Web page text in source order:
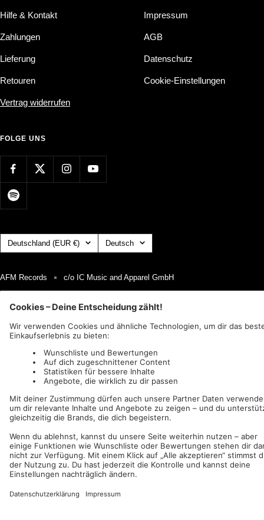
Hilfe & Kontakt
Zahlungen
Lieferung
Retouren
Vertrag widerrufen
Impressum
AGB
Datenschutz
Cookie-Einstellungen
FOLGE UNS
Land/Region Deutschland (EUR €) Sprache
Deutsch
AFM Records c/o IC Music and Apparel GmbH
Wir akzeptieren